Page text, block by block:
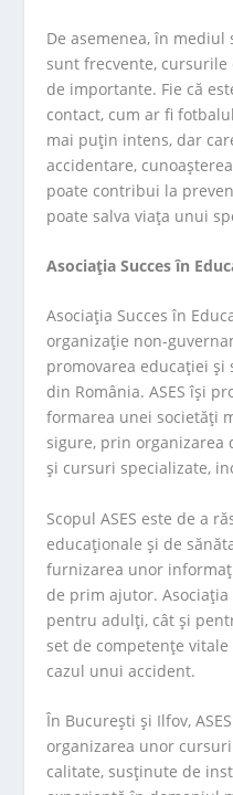
De asemenea, în
sunt frecvente,
de importante. Fie că
contact, cum ar fi
mai puțin intens, dar
accidentare,
poate contribui la
poate salva viața unui
Asociația Succes în
Asociația Succes în
organizație non-
promovarea educației
din România. ASES își
formarea unei societăți
sigure, prin organizarea
și cursuri specializate,
Scopul ASES este de a
educaționale și de
furnizarea unor
de prim ajutor.
pentru adulți, cât și
set de competențe
cazul unui accident.
În București și Ilfov,
organizarea unor
calitate, susținute de